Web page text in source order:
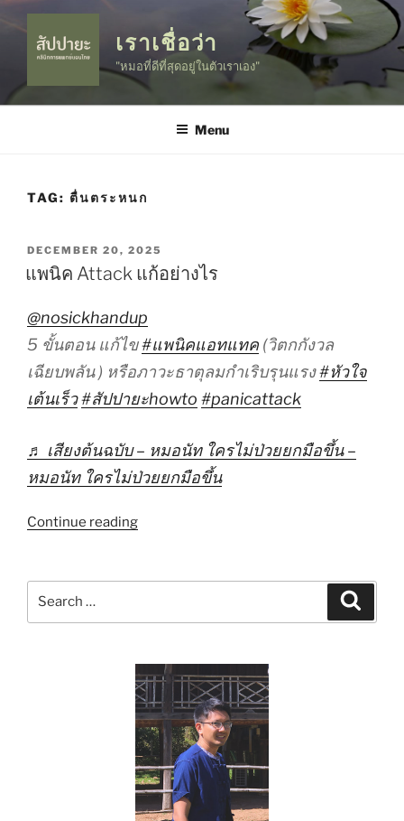
to
content
เราเชื่อว่า
"หมอที่ดีที่สุดอยู่ในตัวเราเอง"
Menu
TAG: ตื่นตระหนก
POSTED
DECEMBER 20, 2025
แพนิค Attack แก้อย่างไร
@nosickhandup
5 ขั้นตอน แก้ไข#แพนิคแอทแทค (วิตกกังวล
เฉียบพลัน ) หรือภาวะธาตุลมกำเริบรุนแรง#หัวใจ
เต้นเร็ว#สัปปายะhowto #panicattack
♬ เสียงต้นฉบับ – หมอนัท ใครไม่ป่วยยกมือขึ้น –
หมอนัท ใครไม่ป่วยยกมือขึ้น
Continue reading“แพ
แก้